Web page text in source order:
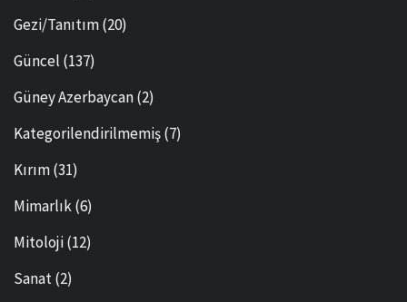
Gezi/Tanıtım(20)
Güncel (137)
Güney Azerbaycan(2)
Kategorilendirilmemiş(7)
Kırım(31)
Mimarlık(6)
Mitoloji(12)
Sanat(2)